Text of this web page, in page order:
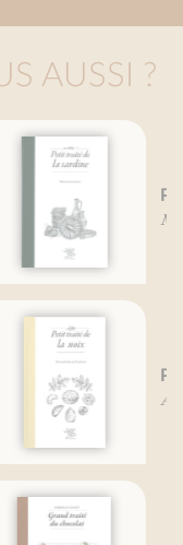
AUSSI ?
sardine
noix